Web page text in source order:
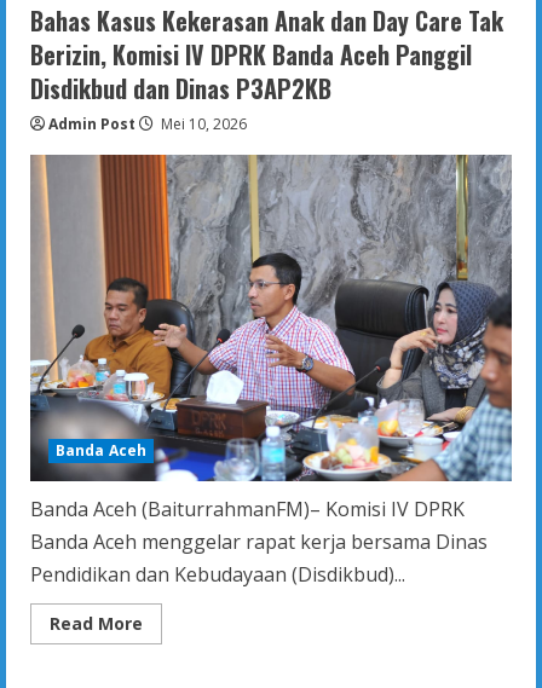
Aceh
Besar
Tegaskan
Bahasa
Aceh
sebagai
yang
Dijaga
Lintas
Generasi
Bahas Kasus Kekerasan Anak dan Day Care Tak
Berizin, Komisi IV DPRK Banda Aceh Panggil
Disdikbud dan Dinas P3AP2KB
Admin Post Mei 10, 2026
Banda Aceh
Banda Aceh (BaiturrahmanFM)– Komisi IV DPRK
Banda Aceh menggelar rapat kerja bersama Dinas
Pendidikan dan Kebudayaan (Disdikbud)...
Read More
more